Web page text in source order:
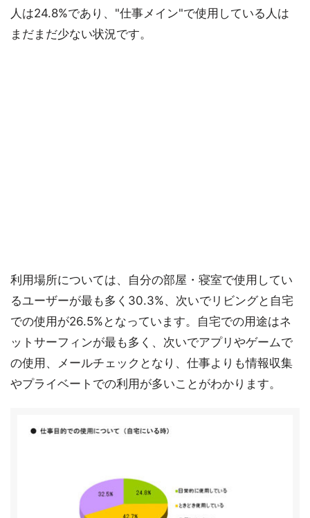
人は24.8%であり、"仕事メイン"で使用している人は
まだまだ少ない状況です。
利用場所については、自分の部屋・寝室で使用してい
るユーザーが最も多く30.3%、次いでリビングと自宅
での使用が26.5%となっています。自宅での用途はネ
ットサーフィンが最も多く、次いでアプリやゲームで
の使用、メールチェックとなり、仕事よりも情報収集
やプライベートでの利用が多いことがわかります。